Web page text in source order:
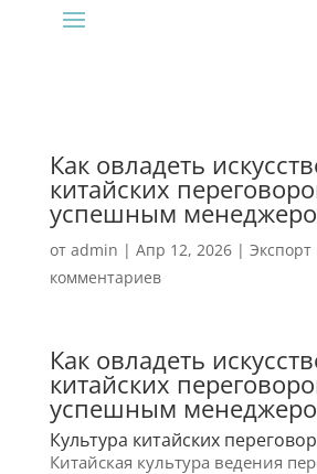
Как овладеть
китайских
успешным
от admin | Апр 12, 2026| Экспорт
комментариев
Как овладеть
китайских
успешным
Культура китайских
Китайская культура ведения